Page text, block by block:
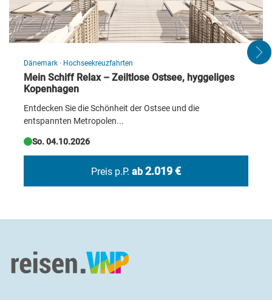
© kasto - Fotolia
Dänemark · Hochseekreuzfahrten
Mein Schiff Relax – Zeiltlose Ostsee, hyggeliges
Kopenhagen
Entdecken Sie die Schönheit der Ostsee und die
entspannten Metropolen...
So. 04.10.2026
Preis p.P. ab 2.019 €